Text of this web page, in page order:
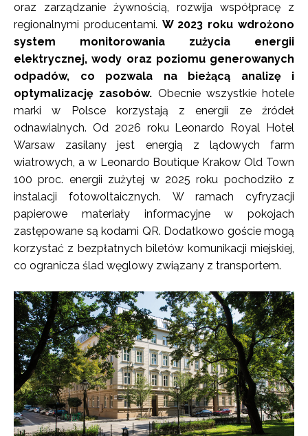
oraz zarządzanie żywnością, rozwija współpracę z
regionalnymi producentami. W 2023 roku wdrożono
system monitorowania zużycia energii
elektrycznej, wody oraz poziomu generowanych
odpadów, co pozwala na bieżącą analizę i
optymalizację zasobów. Obecnie wszystkie hotele
marki w Polsce korzystają z energii ze źródeł
odnawialnych. Od 2026 roku Leonardo Royal Hotel
Warsaw zasilany jest energią z lądowych farm
wiatrowych, a w Leonardo Boutique Krakow Old Town
100 proc. energii zużytej w 2025 roku pochodziło z
instalacji fotowoltaicznych. W ramach cyfryzacji
papierowe materiały informacyjne w pokojach
zastępowane są kodami QR. Dodatkowo goście mogą
korzystać z bezpłatnych biletów komunikacji miejskiej,
co ogranicza ślad węglowy związany z transportem.